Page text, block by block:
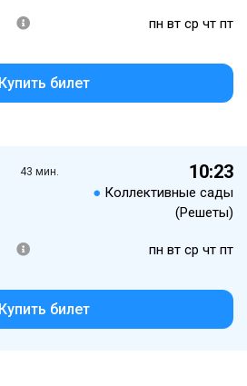
пн вт ср чт пт
Купить билет
43 мин. 10:23
● Коллективные сады
(Решеты)
пн вт ср чт пт
Купить билет